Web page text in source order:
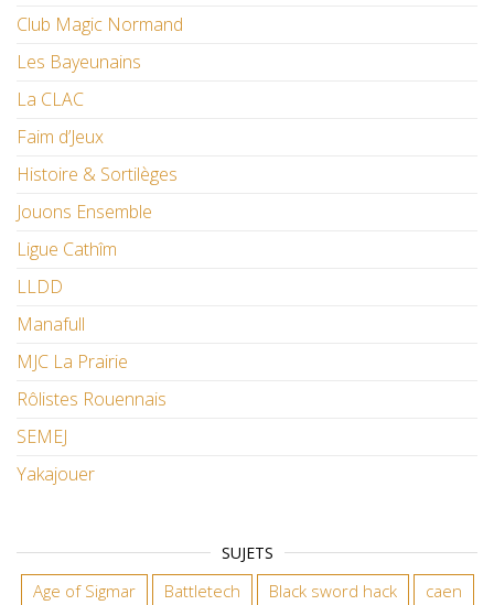
Club Magic Normand
Les Bayeunains
La CLAC
Faim d’Jeux
Histoire & Sortilèges
Jouons Ensemble
Ligue Cathîm
LLDD
Manafull
MJC La Prairie
Rôlistes Rouennais
SEMEJ
Yakajouer
SUJETS
Age of Sigmar Battletech Black sword hack caen